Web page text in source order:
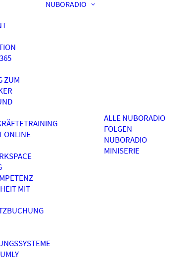
ZUM
ONLINE
MIT
NUBORADIO
ALLE NUBORADIO
FOLGEN
NUBORADIO
MINISERIE